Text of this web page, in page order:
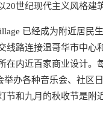
20世纪现代主义风格建
已经成为附近居民
线路连接温哥华市中心
在内近百家商业设计。
举办各种音乐会、社区
节和九月的秋收节是附